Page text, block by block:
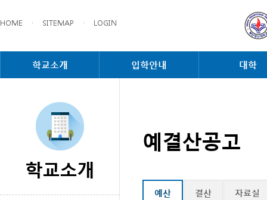
HOME · SITEMAP · LOGIN
학교소개 입학안내 대학
학교소개
예결산공고
예산 결산 자료실